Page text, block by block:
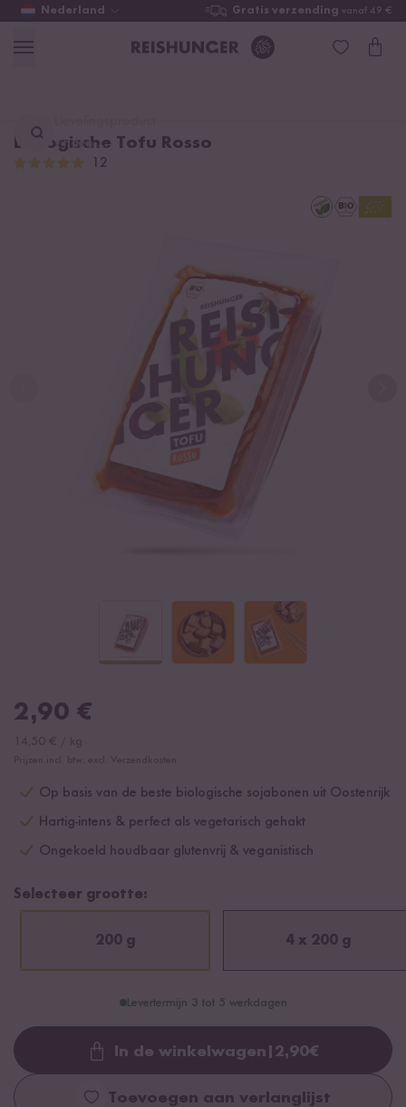
Nederland Gratis verzending vanaf 49 €
vinden ...
Biologische Tofu Rosso
12
2,90 €
Op basis van de beste biologische sojabonen uit Oostenrijk
Hartig-intens & perfect als vegetarisch gehakt
Ongekoeld houdbaar glutenvrij & veganistisch
Selecteer grootte:
200 g 4 x 200 g
Levertermijn 3 tot 5 werkdagen
Loading...
In de winkelwagen 2,90€
Toevoegen aan verlanglijst